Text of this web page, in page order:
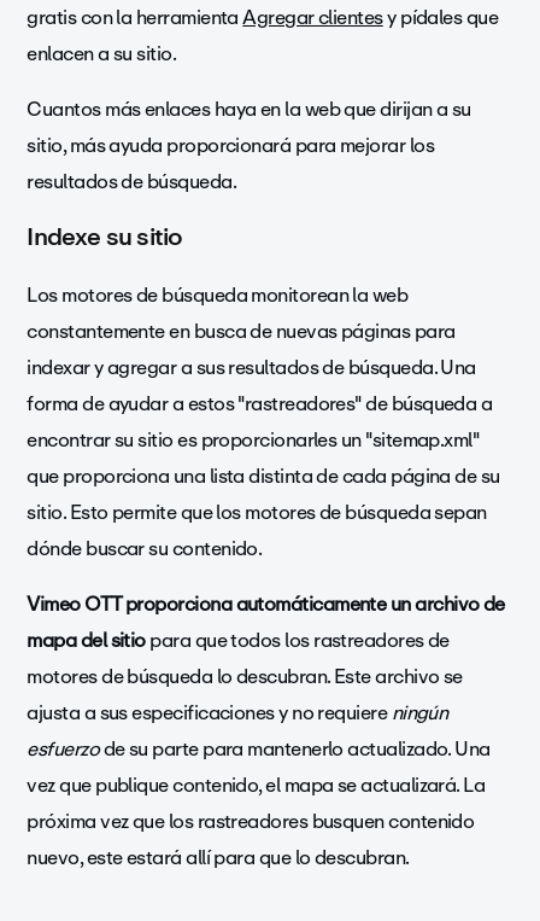
gratis con la herramientaAgregar clientesy pídales que
enlacen a su sitio.
Cuantos más enlaces haya en la web que dirijan a su
sitio, más ayuda proporcionará para mejorar los
resultados de búsqueda.
Indexe su sitio
Los motores de búsqueda monitorean la web
constantemente en busca de nuevas páginas para
indexar y agregar a sus resultados de búsqueda. Una
forma de ayudar a estos "rastreadores" de búsqueda a
encontrar su sitio es proporcionarles un "sitemap.xml"
que proporciona una lista distinta de cada página de su
sitio. Esto permite que los motores de búsqueda sepan
dónde buscar su contenido.
Vimeo OTT proporciona automáticamente un archivo de
mapa del sitiopara que todos los rastreadores de
motores de búsqueda lo descubran. Este archivo se
ajusta a sus especificaciones y no requiereningún
esfuerzode su parte para mantenerlo actualizado. Una
vez que publique contenido, el mapa se actualizará. La
próxima vez que los rastreadores busquen contenido
nuevo, este estará allí para que lo descubran.